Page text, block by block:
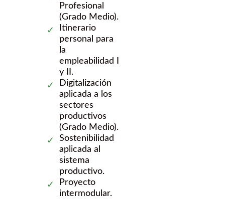
Profesional
(Grado Medio).
Itinerario
personal para
la
empleabilidad I
y II.
Digitalización
aplicada a los
sectores
productivos
(Grado Medio).
Sostenibilidad
aplicada al
sistema
productivo.
Proyecto
intermodular.